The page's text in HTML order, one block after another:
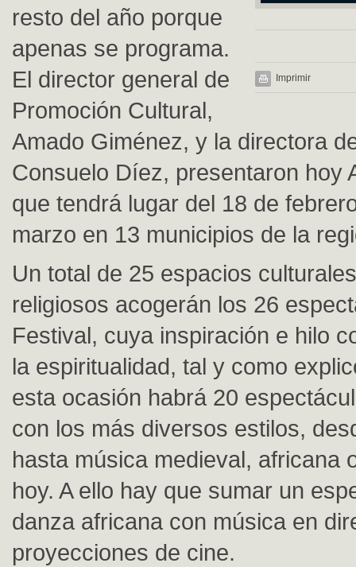
Imprimir
resto del año porque
apenas se programa.
El director general de
Promoción Cultural,
Amado Giménez, y la directora
Consuelo Díez, presentaron hoy
que tendrá lugar del 18 de
marzo en 13 municipios de la
Un total de 25 espacios
religiosos acogerán los 26
Festival, cuya inspiración e hilo
la espiritualidad, tal y como
esta ocasión habrá 20
con los más diversos estilos,
hasta música medieval, africana
hoy. A ello hay que sumar un
danza africana con música en
proyecciones de cine.